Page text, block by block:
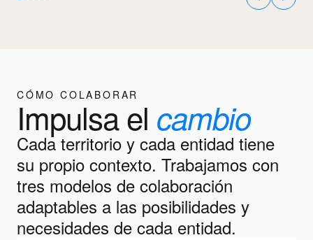
CÓMO COLABORAR
Impulsa el cambio
Cada territorio y cada entidad tiene
su propio contexto. Trabajamos con
tres modelos de colaboración
adaptables a las posibilidades y
necesidades de cada entidad.